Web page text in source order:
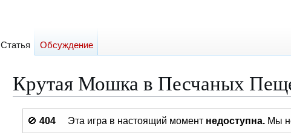
Крутая Мошка в Песчаных
Перейти
Перейти
🚫404 Эта игра в настоящий момент недоступна. Мы
Статья Обсуждение